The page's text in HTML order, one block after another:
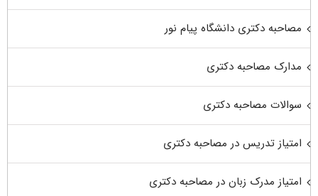
مصاحبه دکتری دانشگاه پیام نور
مدارک مصاحبه دکتری
سوالات مصاحبه دکتری
امتیاز تدریس در مصاحبه دکتری
امتیاز مدرک زبان در مصاحبه دکتری